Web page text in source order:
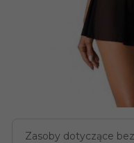
Zasoby dotyczące